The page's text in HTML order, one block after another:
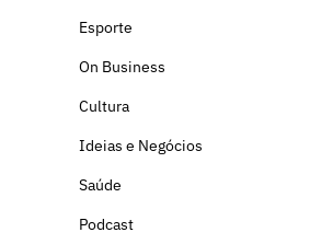
Esporte
On Business
Cultura
Ideias e Negócios
Saúde
Podcast